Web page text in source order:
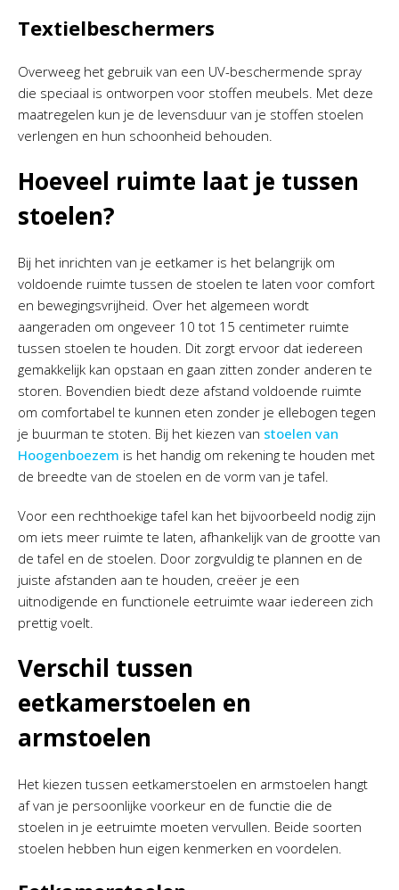
Textielbeschermers
Overweeg het gebruik van een UV-beschermende spray
die speciaal is ontworpen voor stoffen meubels. Met deze
maatregelen kun je de levensduur van je stoffen stoelen
verlengen en hun schoonheid behouden.
Hoeveel ruimte laat je tussen
stoelen?
Bij het inrichten van je eetkamer is het belangrijk om
voldoende ruimte tussen de stoelen te laten voor comfort
en bewegingsvrijheid. Over het algemeen wordt
aangeraden om ongeveer 10 tot 15 centimeter ruimte
tussen stoelen te houden. Dit zorgt ervoor dat iedereen
gemakkelijk kan opstaan en gaan zitten zonder anderen te
storen. Bovendien biedt deze afstand voldoende ruimte
om comfortabel te kunnen eten zonder je ellebogen tegen
je buurman te stoten. Bij het kiezen van stoelen van
Hoogenboezem is het handig om rekening te houden met
de breedte van de stoelen en de vorm van je tafel.
Voor een rechthoekige tafel kan het bijvoorbeeld nodig zijn
om iets meer ruimte te laten, afhankelijk van de grootte van
de tafel en de stoelen. Door zorgvuldig te plannen en de
juiste afstanden aan te houden, creëer je een
uitnodigende en functionele eetruimte waar iedereen zich
prettig voelt.
Verschil tussen
eetkamerstoelen en
armstoelen
Het kiezen tussen eetkamerstoelen en armstoelen hangt
af van je persoonlijke voorkeur en de functie die de
stoelen in je eetruimte moeten vervullen. Beide soorten
stoelen hebben hun eigen kenmerken en voordelen.